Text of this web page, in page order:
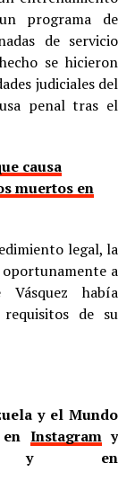
programa de
de servicio
se hicieron
judiciales del
penal tras el
causa
muertos en
legal, la
a
había
de su
y el Mundo
Instagramy
en